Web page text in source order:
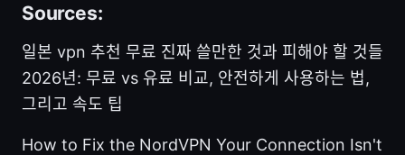
Sources:
일본 vpn 추천 무료 진짜 쓸만한 것과 피해야 할 것들
2026년: 무료 vs 유료 비교, 안전하게 사용하는 법,
그리고 속도 팁
How to Fix the NordVPN Your Connection Isn't